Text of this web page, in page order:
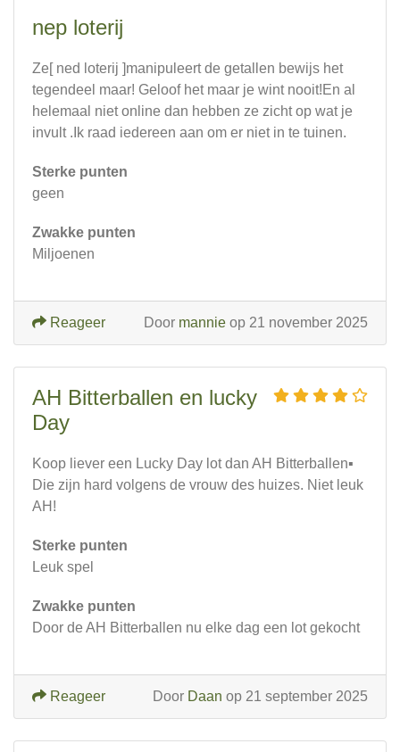
nep loterij
Ze[ ned loterij ]manipuleert de getallen bewijs het
tegendeel maar! Geloof het maar je wint nooit!En al
helemaal niet online dan hebben ze zicht op wat je
invult .Ik raad iedereen aan om er niet in te tuinen.
Sterke punten
geen
Zwakke punten
Miljoenen
Door mannie op 21 november 2025
Reageer
AH Bitterballen en lucky
Day
Koop liever een Lucky Day lot dan AH Bitterballen▪︎
Die zijn hard volgens de vrouw des huizes. Niet leuk
AH!
Sterke punten
Leuk spel
Zwakke punten
Door de AH Bitterballen nu elke dag een lot gekocht
Door Daan op 21 september 2025
Reageer